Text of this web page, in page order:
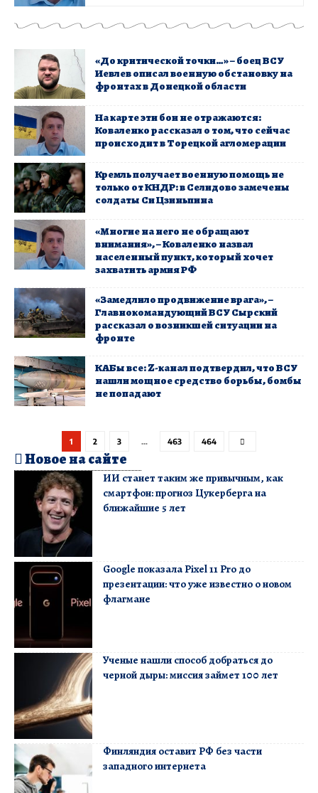
«До критической точки…» – боец ВСУ
Иевлев описал военную обстановку на
фронтах в Донецкой области
На карте эти бои не отражаются:
Коваленко рассказал о том, что сейчас
происходит в Торецкой агломерации
​Кремль получает военную помощь не
только от КНДР: в Селидово замечены
солдаты Си Цзиньпина
«Многие на него не обращают
внимания», – Коваленко назвал
населенный пункт, который хочет
захватить армия РФ
«Замедлило продвижение врага», –
Главнокомандующий ВСУ Сырский
рассказал о возникшей ситуации на
фронте
​КАБы все: Z-канал подтвердил, что ВСУ
нашли мощное средство борьбы, бомбы
не попадают
1 2 3 … 463 464
Новое на сайте
ИИ станет таким же привычным, как
смартфон: прогноз Цукерберга на
ближайшие 5 лет
Google показала Pixel 11 Pro до
презентации: что уже известно о новом
флагмане
Ученые нашли способ добраться до
черной дыры: миссия займет 100 лет
Финляндия оставит РФ без части
западного интернета